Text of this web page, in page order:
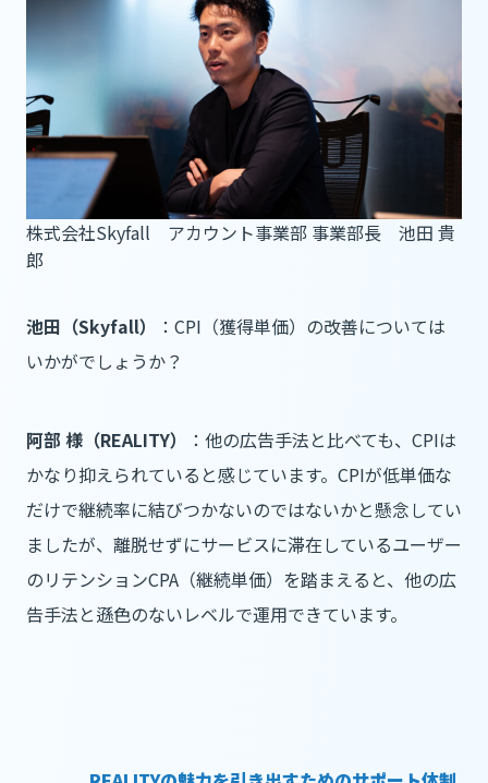
株式会社Skyfall アカウント事業部 事業部長 池田 貴
郎
池田（Skyfall）
：CPI（獲得単価）の改善については
いかがでしょうか？
阿部 様（REALITY）
：他の広告手法と比べても、CPIは
かなり抑えられていると感じています。CPIが低単価な
だけで継続率に結びつかないのではないかと懸念してい
ましたが、離脱せずにサービスに滞在しているユーザー
のリテンションCPA（継続単価）を踏まえると、他の広
告手法と遜色のないレベルで運用できています。